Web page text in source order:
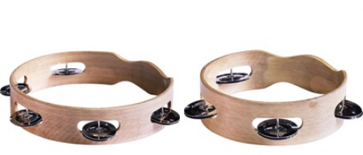
配信/ライブ機器 楽器アクセサリ
中古 ヴィンテージ